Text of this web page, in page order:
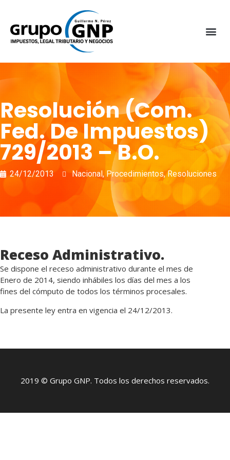
Resolución (Com.
Fed. De Impuestos)
729/2013 – B.O.
24/12/2013 Nacional,Procedimientos,Resoluciones
Receso Administrativo.
Se dispone el receso administrativo durante el mes de
Enero de 2014, siendo inhábiles los días del mes a los
fines del cómputo de todos los términos procesales.
La presente ley entra en vigencia el 24/12/2013.
2019 © Grupo GNP. Todos los derechos reservados.